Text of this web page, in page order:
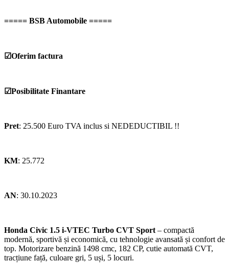
===== BSB Automobile =====
☑Oferim factura
☑Posibilitate Finantare
Pret: 25.500 Euro TVA inclus si NEDEDUCTIBIL !!
KM: 25.772
AN: 30.10.2023
Honda Civic 1.5 i-VTEC Turbo CVT Sport– compactă
modernă, sportivă și economică, cu tehnologie avansată și confort de
top. Motorizare benzină 1498 cmc, 182 CP, cutie automată CVT,
tracțiune față, culoare gri, 5 uși, 5 locuri.